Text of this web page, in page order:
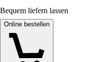
Bequem liefern lassen
Online bestellen